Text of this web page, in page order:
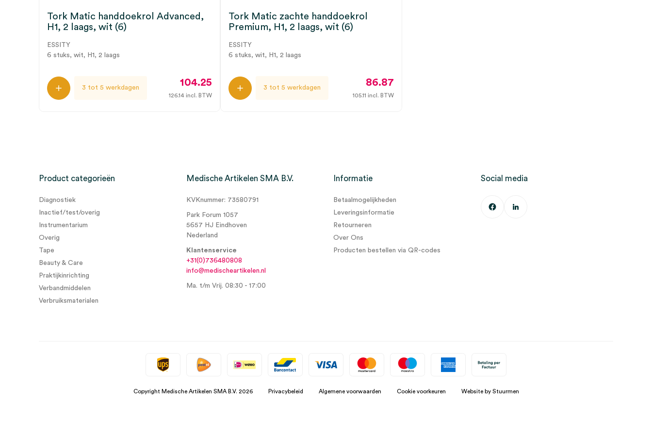
Tork Matic handdoekrol Advanced,
H1, 2 laags, wit (6)
ESSITY
6 stuks, wit, H1, 2 laags
3 tot 5 werkdagen 104.25
126.14 incl. BTW
Tork Matic zachte handdoekrol
Premium, H1, 2 laags, wit (6)
ESSITY
6 stuks, wit, H1, 2 laags
3 tot 5 werkdagen 86.87
105.11 incl. BTW
Product categorieën
Diagnostiek
Inactief/test/overig
Instrumentarium
Overig
Tape
Beauty & Care
Praktijkinrichting
Verbandmiddelen
Verbruiksmaterialen
Medische Artikelen SMA B.V.
KVKnummer: 73580791
Park Forum 1057
5657 HJ Eindhoven
Nederland
Klantenservice
+31(0)736480808
info@medischeartikelen.nl
Ma. t/m Vrij. 08:30 - 17:00
Informatie
Betaalmogelijkheden
Leveringsinformatie
Retourneren
Over Ons
Producten bestellen via QR-codes
Social media
Copyright Medische Artikelen SMA B.V. 2026 Privacybeleid Algemene voorwaarden Cookie voorkeuren Website by Stuurmen